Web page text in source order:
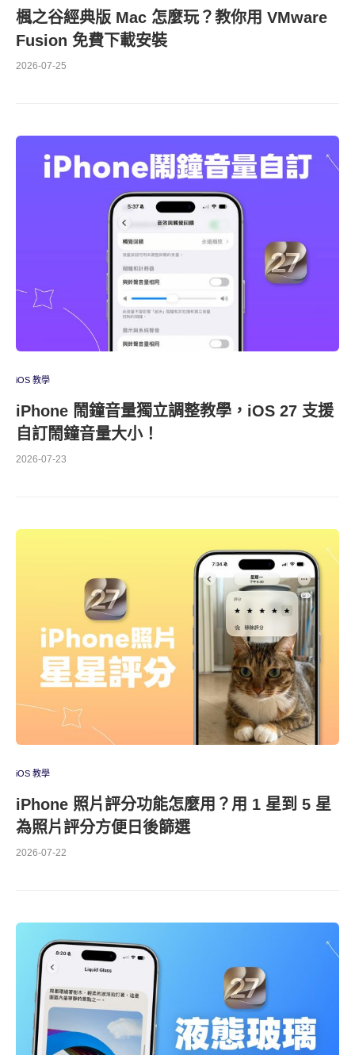
楓之谷經典版 Mac 怎麼玩？教你用 VMware
Fusion 免費下載安裝
2026-07-25
iOS 教學
iPhone 鬧鐘音量獨立調整教學，iOS 27 支援
自訂鬧鐘音量大小！
2026-07-23
iOS 教學
iPhone 照片評分功能怎麼用？用 1 星到 5 星
為照片評分方便日後篩選
2026-07-22